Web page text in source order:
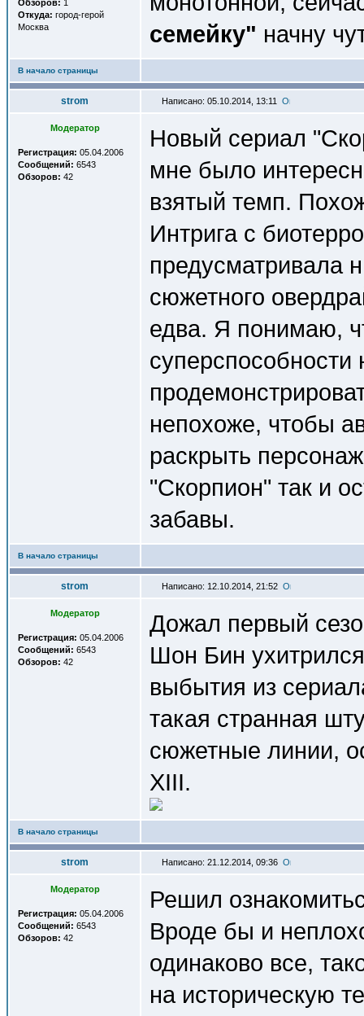
Обзоров: 1
Откуда: город-герой
Москва
семейку" начну
В начало страницы
strom Написано: 05.10.2014, 13:11
Модератор
Регистрация: 05.04.2006
Сообщений: 6543
Обзоров: 42
Новый сериал
мне было
взятый темп.
Интрига с
предусматривала
сюжетного
едва. Я понимаю,
суперспособности
непохоже, чтобы
раскрыть
"Скорпион" так и
забавы.
В начало страницы
strom Написано: 12.10.2014, 21:52
Модератор
Регистрация: 05.04.2006
Сообщений: 6543
Обзоров: 42
Дожал первый
Шон Бин
выбытия из
такая странная
сюжетные линии,
XIII.
В начало страницы
strom Написано: 21.12.2014, 09:36
Модератор
Регистрация: 05.04.2006
Сообщений: 6543
Обзоров: 42
Решил
Вроде бы и
одинаково все,
на историческую